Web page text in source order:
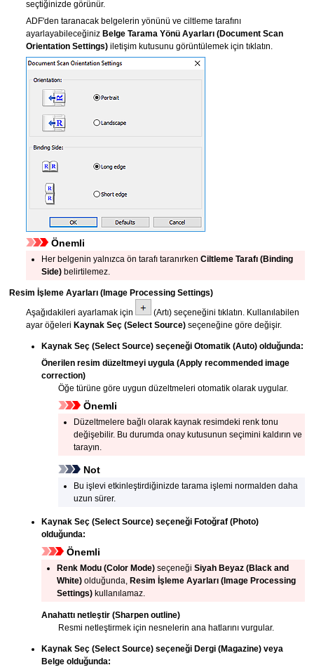
seçtiğinizde görünür.
ADF'den taranacak belgelerin yönünü ve ciltleme tarafını
ayarlayabileceğinizBelge Tarama Yönü Ayarları (Document Scan
Orientation Settings) iletişim kutusunu görüntülemek için tıklatın.
Önemli
Her belgenin yalnızca ön tarafı taranırkenCiltleme Tarafı (Binding
Side) belirtilemez.
Resim İşleme Ayarları (Image Processing Settings)
Aşağıdakileri ayarlamak için
(Artı) seçeneğini tıklatın. Kullanılabilen
ayar öğeleri Kaynak Seç (Select Source) seçeneğine göre değişir.
Kaynak Seç (Select Source) seçeneğiOtomatik (Auto) olduğunda:
Önerilen resim düzeltmeyi uygula (Apply recommended image
correction)
Öğe türüne göre uygun düzeltmeleri otomatik olarak uygular.
Önemli
Düzeltmelere bağlı olarak kaynak resimdeki renk tonu
değişebilir. Bu durumda onay kutusunun seçimini kaldırın ve
tarayın.
Not
Bu işlevi etkinleştirdiğinizde tarama işlemi normalden daha
uzun sürer.
Kaynak Seç (Select Source) seçeneği Fotoğraf (Photo)
olduğunda:
Önemli
Renk Modu (Color Mode)seçeneği Siyah Beyaz (Black and
White)olduğunda, Resim İşleme Ayarları (Image Processing
Settings)kullanılamaz.
Anahattı netleştir (Sharpen outline)
Resmi netleştirmek için nesnelerin ana hatlarını vurgular.
Kaynak Seç (Select Source) seçeneğiDergi (Magazine) veya
Belge olduğunda: